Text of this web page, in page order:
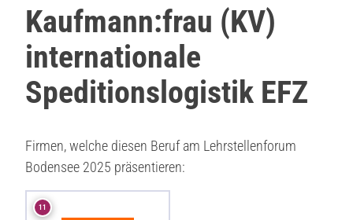
Kaufmann:frau (KV)
internationale
Speditionslogistik EFZ
Firmen, welche diesen Beruf am Lehrstellenforum
Bodensee 2025 präsentieren:
11